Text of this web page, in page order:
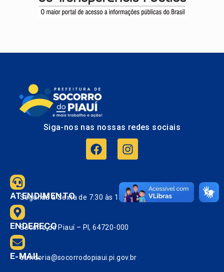
Siga-nos nas nossas redes sociais
ATENDIMENTO
Segunda à Sexta de 7:30 às 13:30.
ENDEREÇO
Socorro do Piauí – PI, 64720-000
E-MAIL
ouvidoria@socorrodopiaui.pi.gov.br